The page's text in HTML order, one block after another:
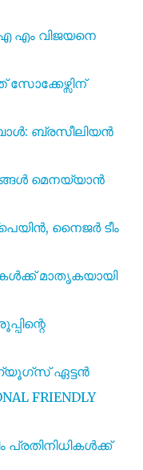
എം വിജയനെ
ബ്രസീലിയൻ
മെനയ്യാൻ
നൈജർ ടീം
മാതൃകയായി
ഏട്ടൻ
FRIENDLY
പ്രതിനിധികൾക്ക്